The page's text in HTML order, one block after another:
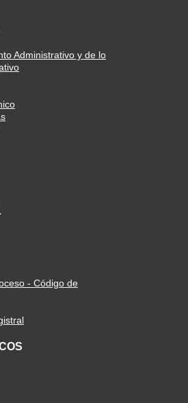
Administrativo y de lo
- Código de